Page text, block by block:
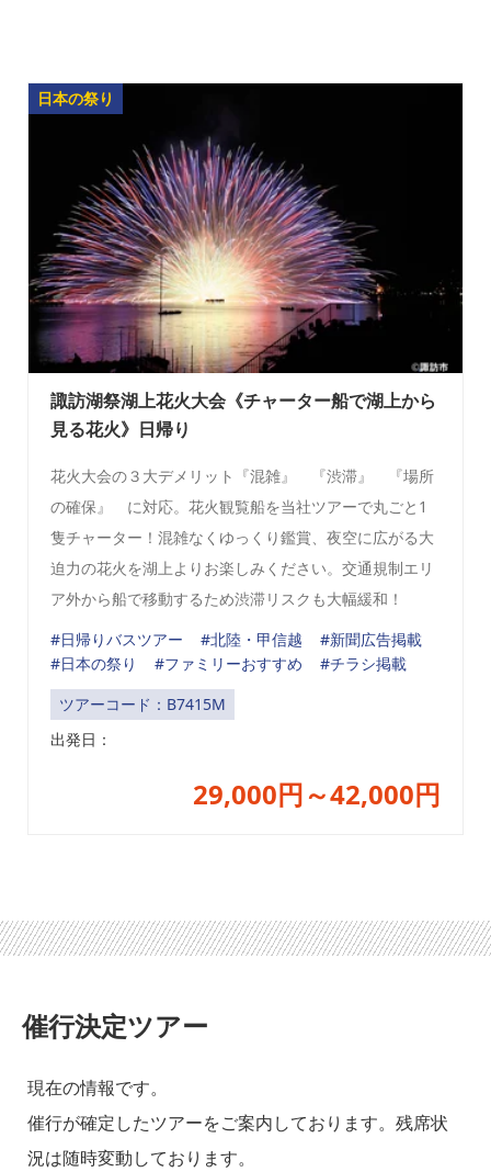
日本の祭り
諏訪湖祭湖上花火大会《チャーター船で湖上から
見る花火》日帰り
花火大会の３大デメリット『混雑』 『渋滞』 『場所
の確保』 に対応。花火観覧船を当社ツアーで丸ごと1
隻チャーター！混雑なくゆっくり鑑賞、夜空に広がる大
迫力の花火を湖上よりお楽しみください。交通規制エリ
ア外から船で移動するため渋滞リスクも大幅緩和！
#日帰りバスツアー
#北陸・甲信越
#新聞広告掲載
#日本の祭り
#ファミリーおすすめ
#チラシ掲載
ツアーコード：B7415M
出発日：
29,000円～42,000円
催行決定ツアー
現在の情報です。
催行が確定したツアーをご案内しております。残席状
況は随時変動しております。